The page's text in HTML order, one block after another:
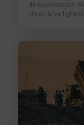
de bouwsector.
alleen je veiligheid